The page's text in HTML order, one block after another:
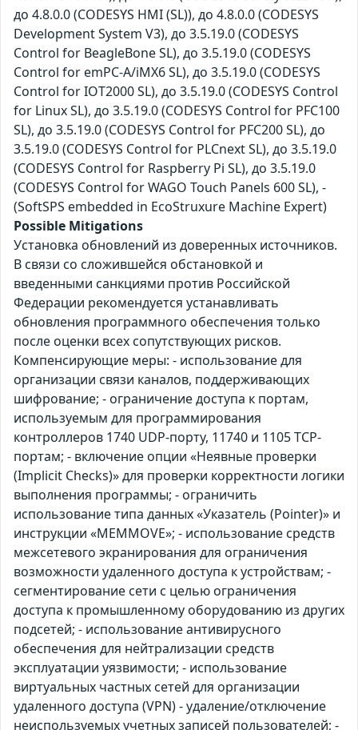
до 4.8.0.0 (CODESYS HMI (SL)), до 4.8.0.0 (CODESYS
Development System V3), до 3.5.19.0 (CODESYS
Control for BeagleBone SL), до 3.5.19.0 (CODESYS
Control for emPC-A/iMX6 SL), до 3.5.19.0 (CODESYS
Control for IOT2000 SL), до 3.5.19.0 (CODESYS Control
for Linux SL), до 3.5.19.0 (CODESYS Control for PFC100
SL), до 3.5.19.0 (CODESYS Control for PFC200 SL), до
3.5.19.0 (CODESYS Control for PLCnext SL), до 3.5.19.0
(CODESYS Control for Raspberry Pi SL), до 3.5.19.0
(CODESYS Control for WAGO Touch Panels 600 SL), -
(SoftSPS embedded in EcoStruxure Machine Expert)
Possible Mitigations
Установка обновлений из доверенных источников.
В связи со сложившейся обстановкой и
введенными санкциями против Российской
Федерации рекомендуется устанавливать
обновления программного обеспечения только
после оценки всех сопутствующих рисков.
Компенсирующие меры: - использование для
организации связи каналов, поддерживающих
шифрование; - ограничение доступа к портам,
используемым для программирования
контроллеров 1740 UDP-порту, 11740 и 1105 TCP-
портам; - включение опции «Неявные проверки
(Implicit Checks)» для проверки корректности логики
выполнения программы; - ограничить
использование типа данных «Указатель (Pointer)» и
инструкции «MEMMOVE»; - использование средств
межсетевого экранирования для ограничения
возможности удаленного доступа к устройствам; -
сегментирование сети с целью ограничения
доступа к промышленному оборудованию из других
подсетей; - использование антивирусного
обеспечения для нейтрализации средств
эксплуатации уязвимости; - использование
виртуальных частных сетей для организации
удаленного доступа (VPN) - удаление/отключение
неиспользуемых учетных записей пользователей; -